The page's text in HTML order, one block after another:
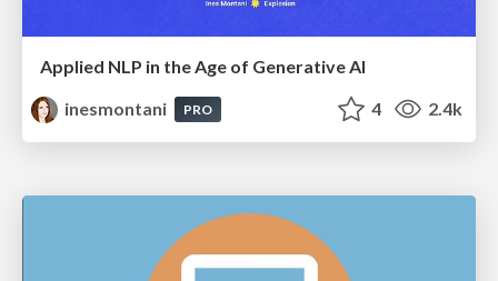
Applied NLP in the Age of Generative AI
inesmontani
PRO 4 2.4k